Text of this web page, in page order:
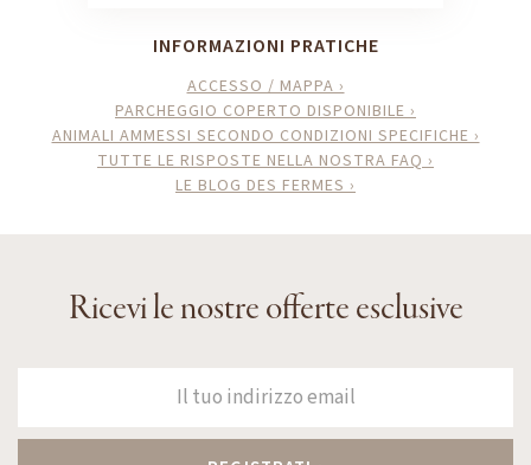
Ricevi le nostre offerte esclusive
INFORMAZIONI PRATICHE
ACCESSO / MAPPA ›
PARCHEGGIO COPERTO DISPONIBILE ›
ANIMALI AMMESSI SECONDO CONDIZIONI SPECIFICHE ›
TUTTE LE RISPOSTE NELLA NOSTRA FAQ ›
LE BLOG DES FERMES ›